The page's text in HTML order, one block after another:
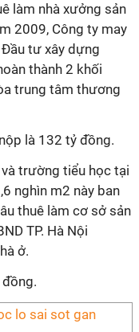
làm nhà xưởng sản
2009, Công ty may
tư xây dựng
thành 2 khối
trung tâm thương
là 132 tỷ đồng.
và trường tiểu học tại
nghìn m2 này ban
thuê làm cơ sở sản
TP. Hà Nội
ở.